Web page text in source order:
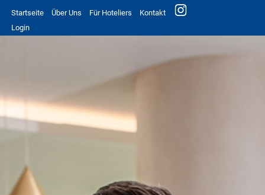
Startseite Über Uns Für Hoteliers
Kontakt
Login